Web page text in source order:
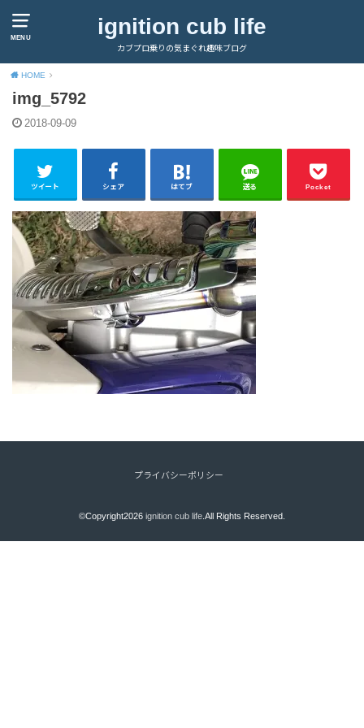
MENU ignition cub life
カブプロ乗りの気まぐれ趣味ブログ
HOME
img_5792
2018-09-09
ツイート シェア はてブ 送る Pocket
プライバシーポリシー
©Copyright2026 ignition cub life.All Rights Reserved.